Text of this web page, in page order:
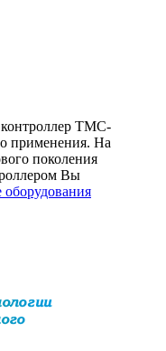
TMC-
применения. На
поколения
Вы
оборудования